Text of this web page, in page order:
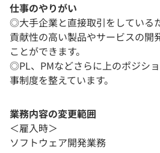
仕事のやりがい
◎大手企業と直接取引をしている
貢献性の高い製品やサービスの開
ことができます。
◎PL、PMなどさらに上のポジシ
事制度を整えています。
業務内容の変更範囲
＜雇入時＞
ソフトウェア開発業務